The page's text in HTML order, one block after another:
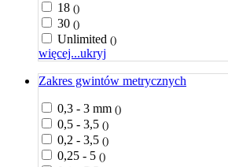
18 ()
30 ()
Unlimited ()
więcej...ukryj
Zakres gwintów metrycznych
0,3 - 3 mm ()
0,5 - 3,5 ()
0,2 - 3,5 ()
0,25 - 5 ()